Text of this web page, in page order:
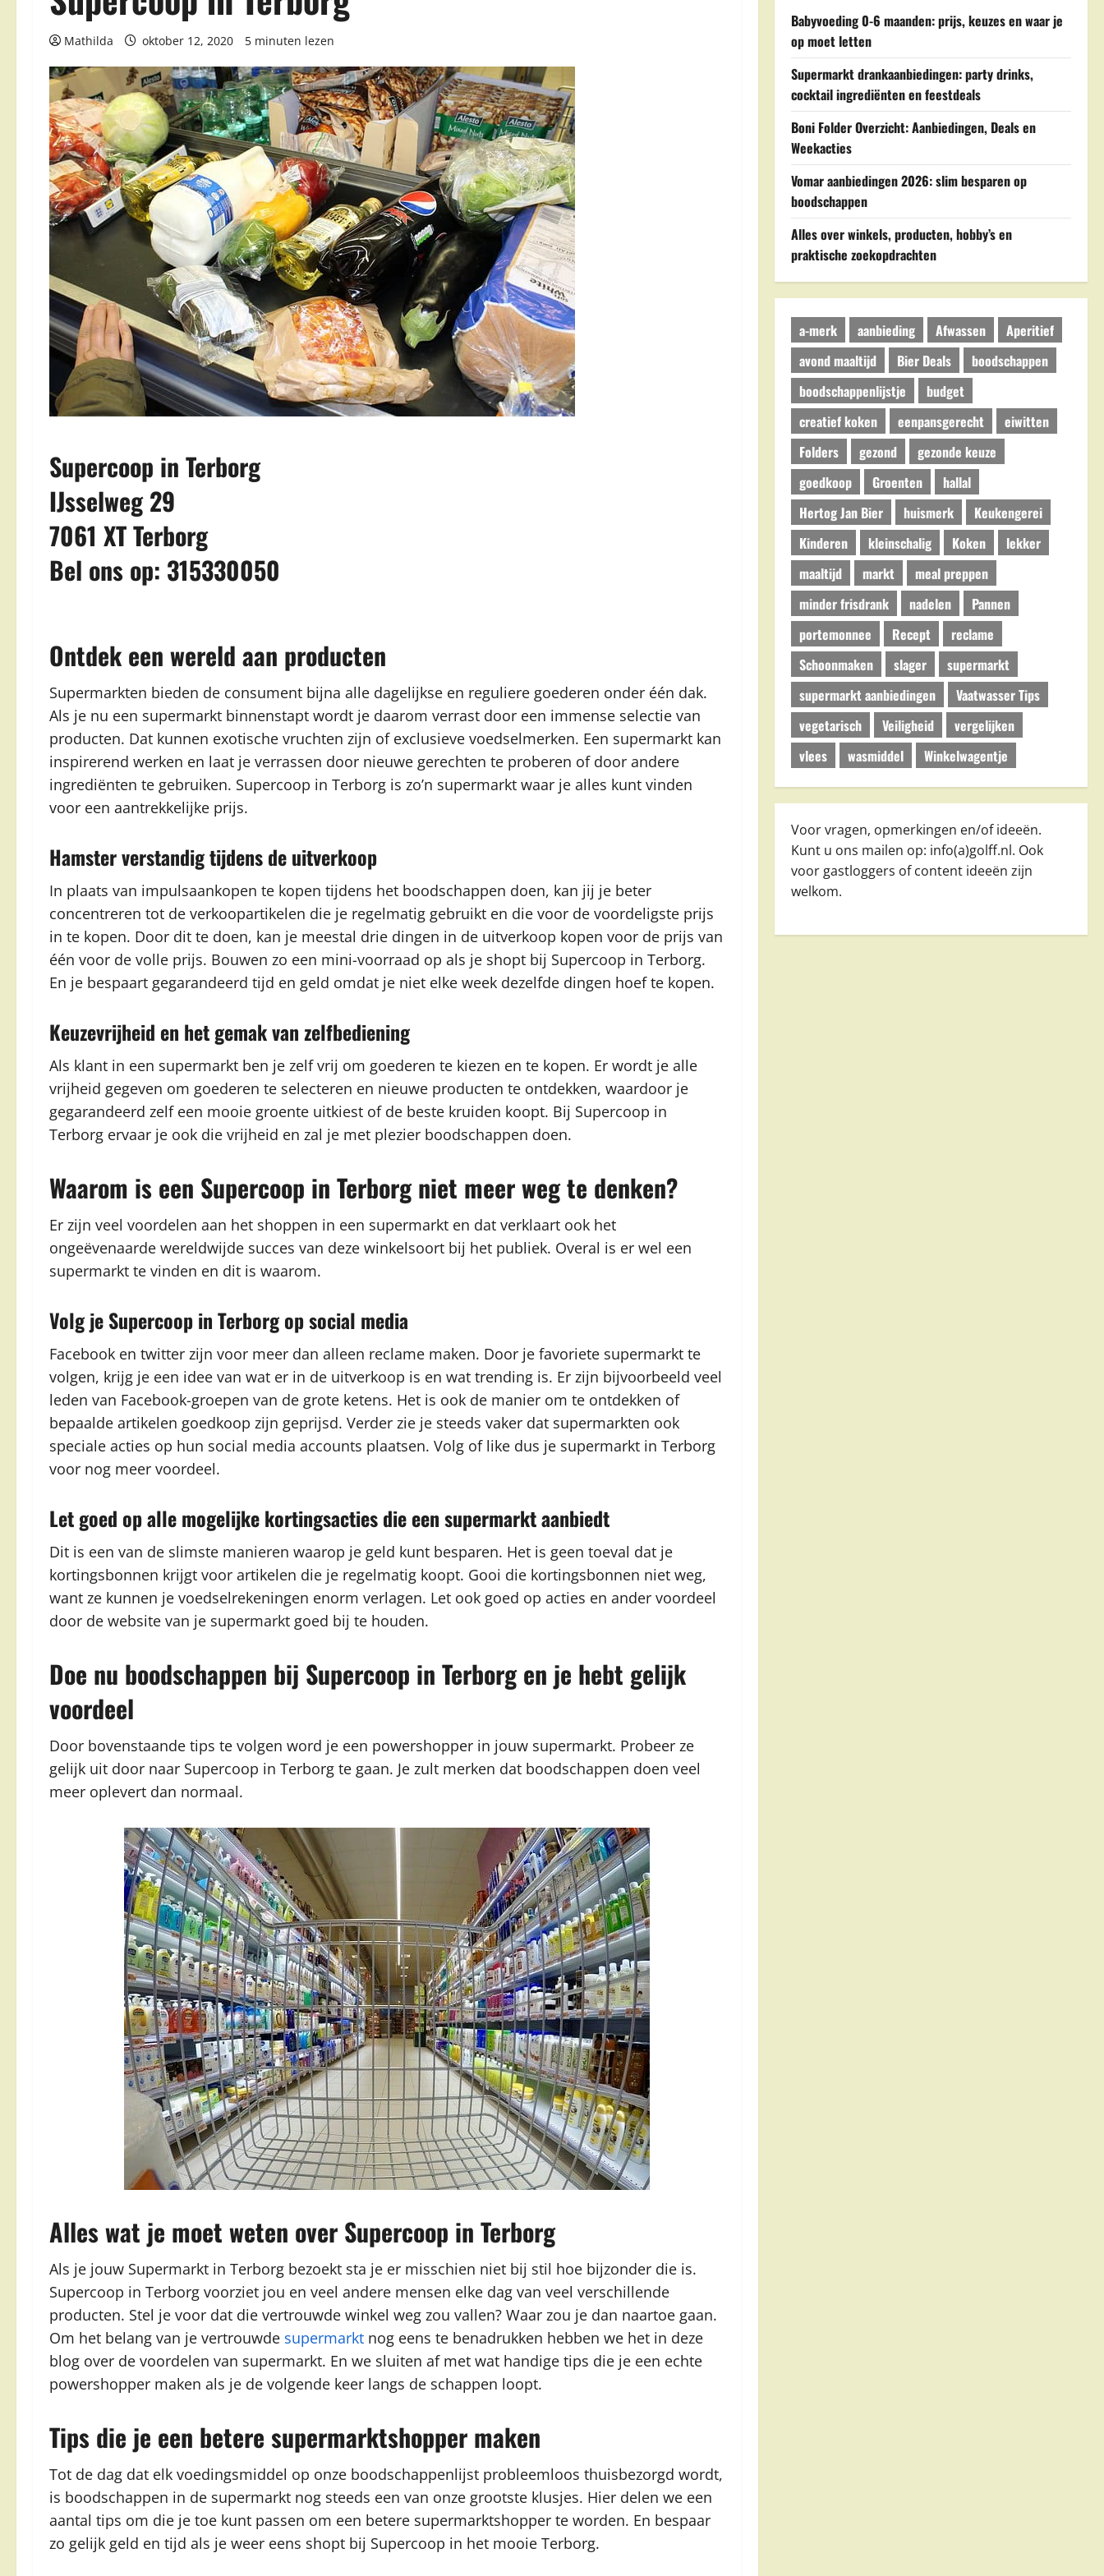
Mathilda oktober 12, 2020 5 minuten lezen
Supercoop in Terborg
IJsselweg 29
7061 XT Terborg
Bel ons op: 315330050
Ontdek een wereld aan producten
Supermarkten bieden de consument bijna alle dagelijkse en reguliere goederen onder één dak.
Als je nu een supermarkt binnenstapt wordt je daarom verrast door een immense selectie van
producten. Dat kunnen exotische vruchten zijn of exclusieve voedselmerken. Een supermarkt kan
inspirerend werken en laat je verrassen door nieuwe gerechten te proberen of door andere
ingrediënten te gebruiken. Supercoop in Terborg is zo’n supermarkt waar je alles kunt vinden
voor een aantrekkelijke prijs.
Hamster verstandig tijdens de uitverkoop
In plaats van impulsaankopen te kopen tijdens het boodschappen doen, kan jij je beter
concentreren tot de verkoopartikelen die je regelmatig gebruikt en die voor de voordeligste prijs
in te kopen. Door dit te doen, kan je meestal drie dingen in de uitverkoop kopen voor de prijs van
één voor de volle prijs. Bouwen zo een mini-voorraad op als je shopt bij Supercoop in Terborg.
En je bespaart gegarandeerd tijd en geld omdat je niet elke week dezelfde dingen hoef te kopen.
Keuzevrijheid en het gemak van zelfbediening
Als klant in een supermarkt ben je zelf vrij om goederen te kiezen en te kopen. Er wordt je alle
vrijheid gegeven om goederen te selecteren en nieuwe producten te ontdekken, waardoor je
gegarandeerd zelf een mooie groente uitkiest of de beste kruiden koopt. Bij Supercoop in
Terborg ervaar je ook die vrijheid en zal je met plezier boodschappen doen.
Waarom is een Supercoop in Terborg niet meer weg te denken?
Er zijn veel voordelen aan het shoppen in een supermarkt en dat verklaart ook het
ongeëvenaarde wereldwijde succes van deze winkelsoort bij het publiek. Overal is er wel een
supermarkt te vinden en dit is waarom.
Volg je Supercoop in Terborg op social media
Facebook en twitter zijn voor meer dan alleen reclame maken. Door je favoriete supermarkt te
volgen, krijg je een idee van wat er in de uitverkoop is en wat trending is. Er zijn bijvoorbeeld veel
leden van Facebook-groepen van de grote ketens. Het is ook de manier om te ontdekken of
bepaalde artikelen goedkoop zijn geprijsd. Verder zie je steeds vaker dat supermarkten ook
speciale acties op hun social media accounts plaatsen. Volg of like dus je supermarkt in Terborg
voor nog meer voordeel.
Let goed op alle mogelijke kortingsacties die een supermarkt aanbiedt
Dit is een van de slimste manieren waarop je geld kunt besparen. Het is geen toeval dat je
kortingsbonnen krijgt voor artikelen die je regelmatig koopt. Gooi die kortingsbonnen niet weg,
want ze kunnen je voedselrekeningen enorm verlagen. Let ook goed op acties en ander voordeel
door de website van je supermarkt goed bij te houden.
Doe nu boodschappen bij Supercoop in Terborg en je hebt gelijk
voordeel
Door bovenstaande tips te volgen word je een powershopper in jouw supermarkt. Probeer ze
gelijk uit door naar Supercoop in Terborg te gaan. Je zult merken dat boodschappen doen veel
meer oplevert dan normaal.
Alles wat je moet weten over Supercoop in Terborg
Als je jouw Supermarkt in Terborg bezoekt sta je er misschien niet bij stil hoe bijzonder die is.
Supercoop in Terborg voorziet jou en veel andere mensen elke dag van veel verschillende
producten. Stel je voor dat die vertrouwde winkel weg zou vallen? Waar zou je dan naartoe gaan.
Om het belang van je vertrouwde supermarkt nog eens te benadrukken hebben we het in deze
blog over de voordelen van supermarkt. En we sluiten af met wat handige tips die je een echte
powershopper maken als je de volgende keer langs de schappen loopt.
Tips die je een betere supermarktshopper maken
Tot de dag dat elk voedingsmiddel op onze boodschappenlijst probleemloos thuisbezorgd wordt,
is boodschappen in de supermarkt nog steeds een van onze grootste klusjes. Hier delen we een
aantal tips om die je toe kunt passen om een betere supermarktshopper te worden. En bespaar
zo gelijk geld en tijd als je weer eens shopt bij Supercoop in het mooie Terborg.
Babyvoeding 0-6 maanden: prijs, keuzes en waar je
op moet letten
Supermarkt drankaanbiedingen: party drinks,
cocktail ingrediënten en feestdeals
Boni Folder Overzicht: Aanbiedingen, Deals en
Weekacties
Vomar aanbiedingen 2026: slim besparen op
boodschappen
Alles over winkels, producten, hobby’s en
praktische zoekopdrachten
a-merk aanbieding Afwassen
Aperitief
avond maaltijd
Bier Deals
boodschappen
boodschappenlijstje
budget
creatief koken
eenpansgerecht
eiwitten
Folders
gezond
gezonde keuze
goedkoop
Groenten
hallal
Hertog Jan Bier
huismerk
Keukengerei
Kinderen
kleinschalig Koken
lekker
maaltijd
markt
meal preppen
minder frisdrank
nadelen
Pannen
portemonnee
Recept
reclame
Schoonmaken
slager
supermarkt
supermarkt aanbiedingen
Vaatwasser Tips
vegetarisch
Veiligheid
vergelijken
vlees
wasmiddel Winkelwagentje
Voor vragen, opmerkingen en/of ideeën.
Kunt u ons mailen op: info(a)golff.nl. Ook
voor gastloggers of content ideeën zijn
welkom.